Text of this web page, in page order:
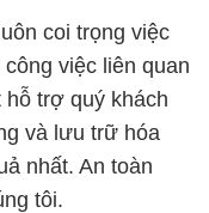
coi trọng việc
việc liên quan
hỗ trợ quý khách
và lưu trữ hóa
nhất. An toàn
tôi.